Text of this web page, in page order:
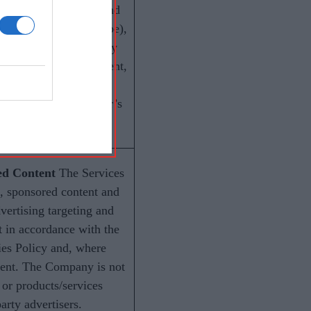
The Website and
content (e.g. YouTube),
The Company
for the content,
to them is at the user’s
Content The Services
sponsored content and
targeting and
in accordance with the
Policy and, where
The Company is not
products/services
advertisers.